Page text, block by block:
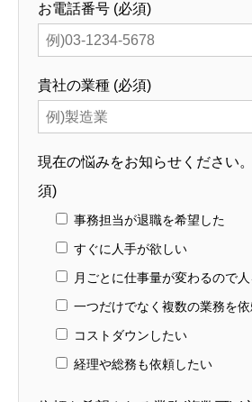
お電話番号 (必須)
貴社の業種 (必須)
現在の悩みをお知らせください
須)
事務担当が退職を希望した
すぐに人手が欲しい
月ごとに仕事量が変わるので
一つだけでなく複数の業務を
コストダウンしたい
経理や総務も依頼したい